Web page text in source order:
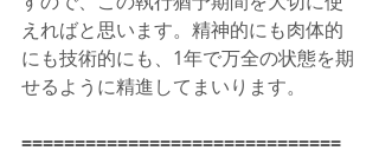
えればと思います。精神的にも肉体的
にも技術的にも、1年で万全の状態を期
せるように精進してまいります。
==============================